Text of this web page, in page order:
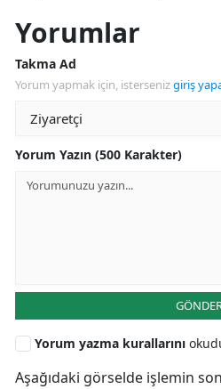
Yorumlar
Takma Ad
Yorum yapmak için, istersenizgiriş
Yorum Yazın (500 Karakter)
Yorum yazma kurallarını
Aşağıdaki görselde işlemin